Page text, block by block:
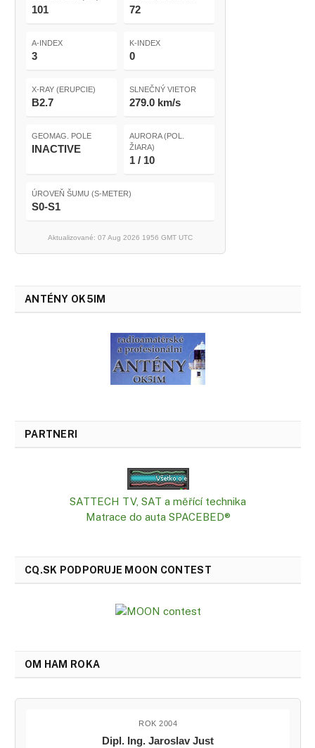
101 72
A-INDEX
3
K-INDEX
0
X-RAY (ERUPCIE)
B2.7
SLNEČNÝ VIETOR
279.0 km/s
GEOMAG. POLE
INACTIVE
AURORA (POL.
ŽIARA)
1 / 10
ÚROVEŇ ŠUMU (S-METER)
S0-S1
Aktualizované: 07 Aug 2026 1956 GMT UTC
ANTÉNY OK5IM
PARTNERI
SATTECH TV, SAT a měřící technika
Matrace do auta SPACEBED®
CQ.SK PODPORUJE MOON CONTEST
OM HAM ROKA
ROK 2004
Dipl. Ing. Jaroslav Just